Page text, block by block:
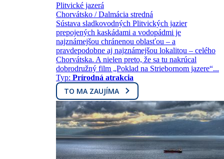
Plitvické jazerá
Chorvátsko / Dalmácia stredná
Sústava sladkovodných Plitvických jazier
prepojených kaskádami a vodopádmi je
najznámejšou chránenou oblasťou – a
pravdepodobne aj najznámejšou lokalitou – celého
Chorvátska. A nielen preto, že sa tu nakrúcal
dobrodružný film „Poklad na Striebornom jazere“...
Typ: Prírodná atrakcia
TO MA ZAUJÍMA